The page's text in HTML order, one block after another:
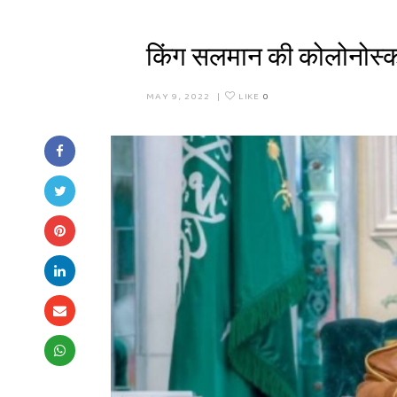
किंग सलमान की
MAY 9, 2022 | LIKE 0